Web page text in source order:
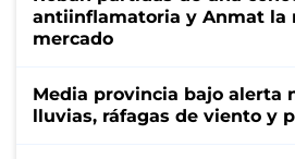
antiinflamatoria y Anmat la
mercado
Media provincia bajo alerta
lluvias, ráfagas de viento y